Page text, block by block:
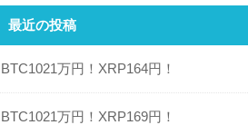
最近の投稿
BTC1021万円！XRP164円！
BTC1021万円！XRP169円！